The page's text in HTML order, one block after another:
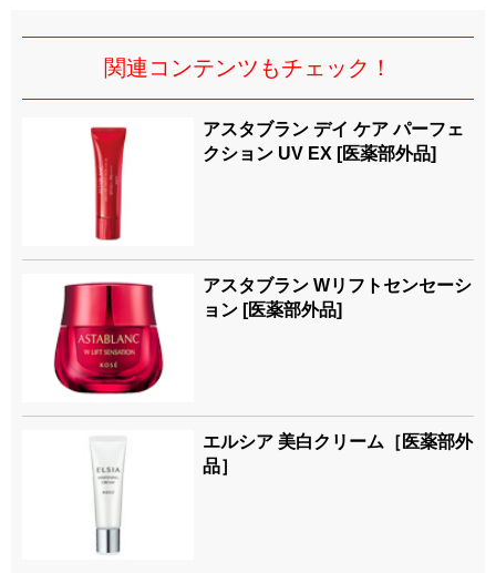
関連コンテンツもチェック！
アスタブラン デイ ケア パーフェ
クション UV EX [医薬部外品]
アスタブラン Wリフトセンセーシ
ョン [医薬部外品]
エルシア 美白クリーム［医薬部外
品］